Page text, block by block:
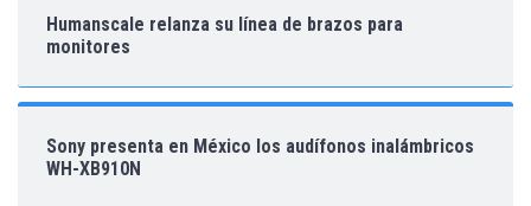
Humanscale relanza su línea de brazos para
monitores
Sony presenta en México los audífonos inalámbricos
WH-XB910N